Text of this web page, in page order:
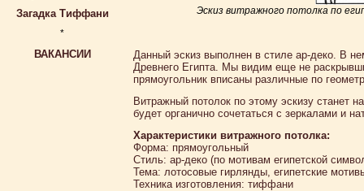
Загадка Тиффани
*
ВАКАНСИИ
Эскиз витражного потолка по
Данный эскиз выполнен в стиле ар-деко. В
Древнего Египта. Мы видим еще не
прямоугольник вписаны различные по
Витражный потолок по этому эскизу
будет органично сочетаться с зеркалами и
Характеристики витражного потолка:
Форма: прямоугольный
Стиль: ар-деко (по мотивам египетской
Тема: лотосовые гирлянды, египетские
Техника изготовления: тиффани